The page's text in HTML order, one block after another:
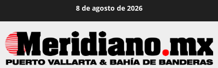
contenido
8 de agosto de 2026